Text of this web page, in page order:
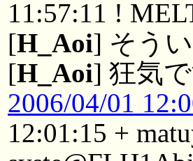
11:57:11 !
[H_Aoi] そう
[H_Aoi] 狂気
2006/04/01
12:01:15 +